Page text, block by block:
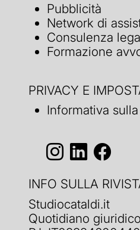
Pubblicità
Network di
Consulenza
Formazione
PRIVACY E
Informativa
INFO SULLA
Studiocataldi.it
Quotidiano giuridico